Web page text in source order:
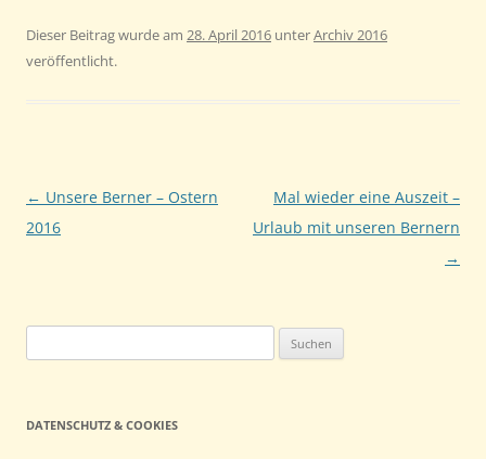
Dieser Beitrag wurde am 28. April 2016 unterArchiv 2016
veröffentlicht.
Beitragsnavigation
← Unsere Berner – Ostern
2016
Mal wieder eine Auszeit –
Urlaub mit unseren Bernern
→
nach:
DATENSCHUTZ & COOKIES